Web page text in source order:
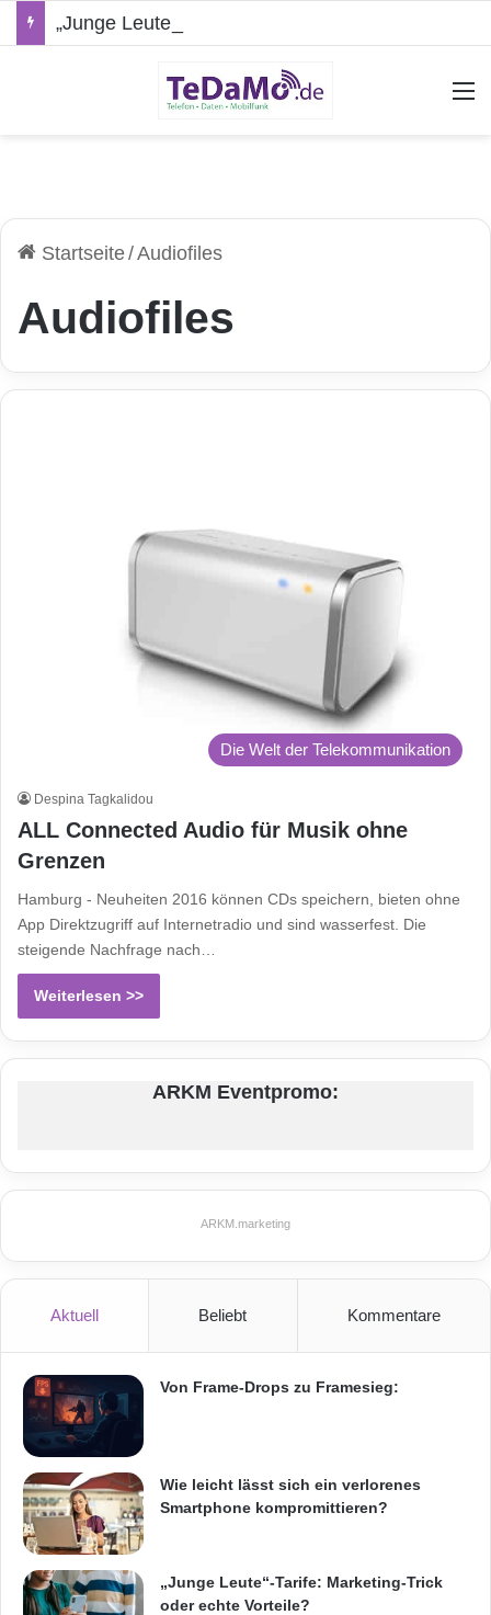
Startseite/Audiofiles
Audiofiles
Die Welt der Telekommunikation
Despina Tagkalidou
ALL Connected Audio für Musik ohne
Grenzen
Hamburg - Neuheiten 2016 können CDs speichern, bieten ohne
App Direktzugriff auf Internetradio und sind wasserfest. Die
steigende Nachfrage nach…
Weiterlesen >>
ARKM Eventpromo:
ARKM.marketing
Aktuell Beliebt Kommentare
Von Frame-Drops zu Framesieg:
Wie leicht lässt sich ein verlorenes
Smartphone kompromittieren?
„Junge Leute“-Tarife: Marketing-Trick
oder echte Vorteile?